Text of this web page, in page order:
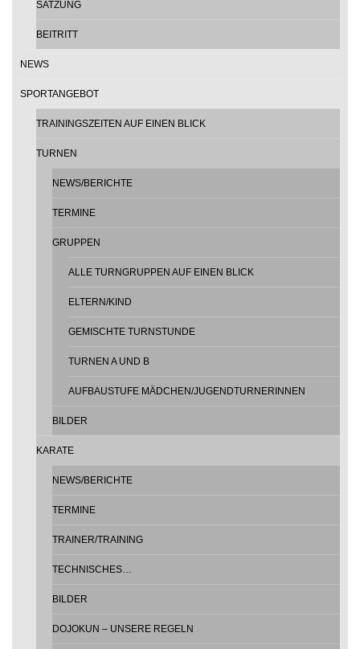
SATZUNG
BEITRITT
NEWS
SPORTANGEBOT
TRAININGSZEITEN AUF EINEN BLICK
TURNEN
NEWS/BERICHTE
TERMINE
GRUPPEN
ALLE TURNGRUPPEN AUF EINEN BLICK
ELTERN/KIND
GEMISCHTE TURNSTUNDE
TURNEN A UND B
AUFBAUSTUFE MÄDCHEN/JUGENDTURNERINNEN
BILDER
KARATE
NEWS/BERICHTE
TERMINE
TRAINER/TRAINING
TECHNISCHES…
BILDER
DOJOKUN – UNSERE REGELN